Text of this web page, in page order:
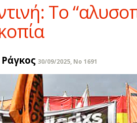
Το
30/09/2025, No 1691